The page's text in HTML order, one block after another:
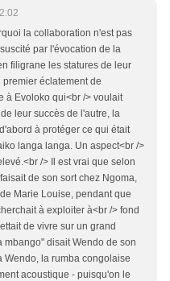
la collaboration n'est pas
par l'évocation de la
filigrane les statures de leur
éclatement de
à Evoloko qui<br /> voulait
leur succès de l'autre, la
à protéger ce qui était
langa langa. Un aspect<br />
/> Il est vrai que selon
de son sort chez Ngoma,
Marie Louise, pendant que
à exploiter à<br /> fond
de vivre sur un grand
disait Wendo de son
Wendo, la rumba congolaise
acoustique - puisqu'on le